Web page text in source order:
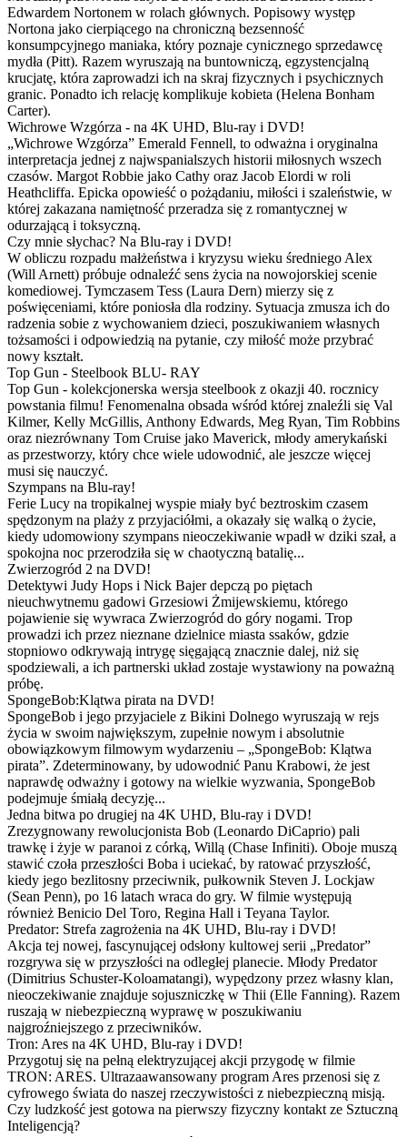
Edwardem Nortonem w rolach głównych. Popisowy występ
Nortona jako cierpiącego na chroniczną bezsenność
konsumpcyjnego maniaka, który poznaje cynicznego sprzedawcę
mydła (Pitt). Razem wyruszają na buntowniczą, egzystencjalną
krucjatę, która zaprowadzi ich na skraj fizycznych i psychicznych
granic. Ponadto ich relację komplikuje kobieta (Helena Bonham
Carter).
Wichrowe Wzgórza - na 4K UHD, Blu-ray i DVD!
„Wichrowe Wzgórza” Emerald Fennell, to odważna i oryginalna
interpretacja jednej z najwspanialszych historii miłosnych wszech
czasów. Margot Robbie jako Cathy oraz Jacob Elordi w roli
Heathcliffa. Epicka opowieść o pożądaniu, miłości i szaleństwie, w
której zakazana namiętność przeradza się z romantycznej w
odurzającą i toksyczną.
Czy mnie słychac? Na Blu-ray i DVD!
W obliczu rozpadu małżeństwa i kryzysu wieku średniego Alex
(Will Arnett) próbuje odnaleźć sens życia na nowojorskiej scenie
komediowej. Tymczasem Tess (Laura Dern) mierzy się z
poświęceniami, które poniosła dla rodziny. Sytuacja zmusza ich do
radzenia sobie z wychowaniem dzieci, poszukiwaniem własnych
tożsamości i odpowiedzią na pytanie, czy miłość może przybrać
nowy kształt.
Top Gun - Steelbook BLU- RAY
Top Gun - kolekcjonerska wersja steelbook z okazji 40. rocznicy
powstania filmu! Fenomenalna obsada wśród której znaleźli się Val
Kilmer, Kelly McGillis, Anthony Edwards, Meg Ryan, Tim Robbins
oraz niezrównany Tom Cruise jako Maverick, młody amerykański
as przestworzy, który chce wiele udowodnić, ale jeszcze więcej
musi się nauczyć.
Szympans na Blu-ray!
Ferie Lucy na tropikalnej wyspie miały być beztroskim czasem
spędzonym na plaży z przyjaciółmi, a okazały się walką o życie,
kiedy udomowiony szympans nieoczekiwanie wpadł w dziki szał, a
spokojna noc przerodziła się w chaotyczną batalię...
Zwierzogród 2 na DVD!
Detektywi Judy Hops i Nick Bajer depczą po piętach
nieuchwytnemu gadowi Grzesiowi Żmijewskiemu, którego
pojawienie się wywraca Zwierzogród do góry nogami. Trop
prowadzi ich przez nieznane dzielnice miasta ssaków, gdzie
stopniowo odkrywają intrygę sięgającą znacznie dalej, niż się
spodziewali, a ich partnerski układ zostaje wystawiony na poważną
próbę.
SpongeBob:Klątwa pirata na DVD!
SpongeBob i jego przyjaciele z Bikini Dolnego wyruszają w rejs
życia w swoim największym, zupełnie nowym i absolutnie
obowiązkowym filmowym wydarzeniu – „SpongeBob: Klątwa
pirata”. Zdeterminowany, by udowodnić Panu Krabowi, że jest
naprawdę odważny i gotowy na wielkie wyzwania, SpongeBob
podejmuje śmiałą decyzję...
Jedna bitwa po drugiej na 4K UHD, Blu-ray i DVD!
Zrezygnowany rewolucjonista Bob (Leonardo DiCaprio) pali
trawkę i żyje w paranoi z córką, Willą (Chase Infiniti). Oboje muszą
stawić czoła przeszłości Boba i uciekać, by ratować przyszłość,
kiedy jego bezlitosny przeciwnik, pułkownik Steven J. Lockjaw
(Sean Penn), po 16 latach wraca do gry. W filmie występują
również Benicio Del Toro, Regina Hall i Teyana Taylor.
Predator: Strefa zagrożenia na 4K UHD, Blu-ray i DVD!
Akcja tej nowej, fascynującej odsłony kultowej serii „Predator”
rozgrywa się w przyszłości na odległej planecie. Młody Predator
(Dimitrius Schuster-Koloamatangi), wypędzony przez własny klan,
nieoczekiwanie znajduje sojuszniczkę w Thii (Elle Fanning). Razem
ruszają w niebezpieczną wyprawę w poszukiwaniu
najgroźniejszego z przeciwników.
Tron: Ares na 4K UHD, Blu-ray i DVD!
Przygotuj się na pełną elektryzującej akcji przygodę w filmie
TRON: ARES. Ultrazaawansowany program Ares przenosi się z
cyfrowego świata do naszej rzeczywistości z niebezpieczną misją.
Czy ludzkość jest gotowa na pierwszy fizyczny kontakt ze Sztuczną
Inteligencją?